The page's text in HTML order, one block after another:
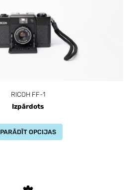
RICOH FF-1
Izpārdots
PARĀDĪT OPCIJAS